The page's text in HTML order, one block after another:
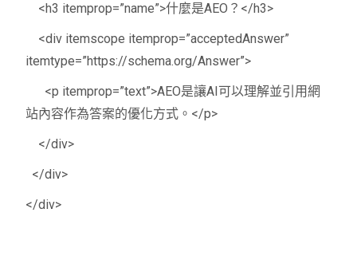
<h3 itemprop=”name”>什麼是AEO？</h3>
<div itemscope itemprop=”acceptedAnswer”
itemtype=”https://schema.org/Answer”>
<p itemprop=”text”>AEO是讓AI可以理解並引用網
站內容作為答案的優化方式。</p>
</div>
</div>
</div>